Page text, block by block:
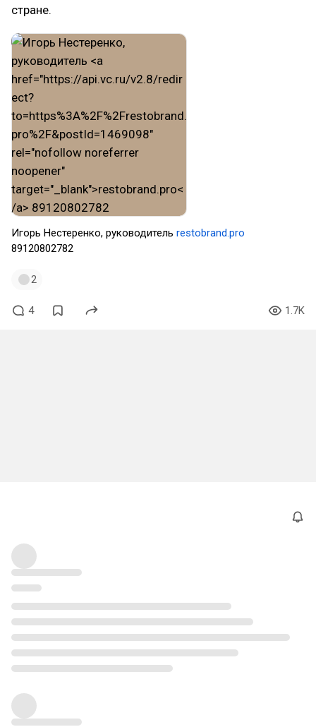
стране.
Игорь Нестеренко, руководитель restobrand.pro
89120802782
2
4 1.7K